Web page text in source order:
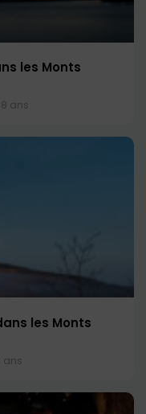
les Monts
8 ans
les Monts
ans